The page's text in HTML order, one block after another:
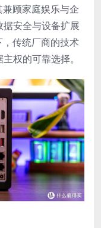
顾家庭娱乐与企
安全与设备扩展
传统厂商的技术
权的可靠选择。